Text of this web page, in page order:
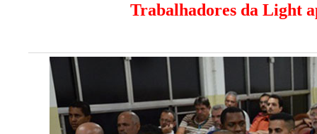
Trabalhadores da Light